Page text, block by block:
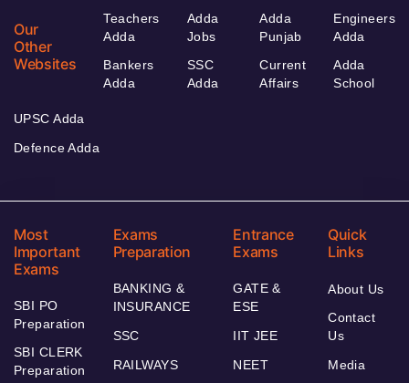
Our
Other
Websites
Teachers
Adda
Bankers
Adda
Adda
Jobs
SSC
Adda
Adda
Punjab
Current
Affairs
Engineers
Adda
Adda
School
UPSC Adda
Defence Adda
Most
Important
Exams
SBI PO
Preparation
SBI CLERK
Preparation
Exams
Preparation
BANKING &
INSURANCE
SSC
RAILWAYS
Entrance
Exams
GATE &
ESE
IIT JEE
NEET
Quick
Links
About Us
Contact
Us
Media